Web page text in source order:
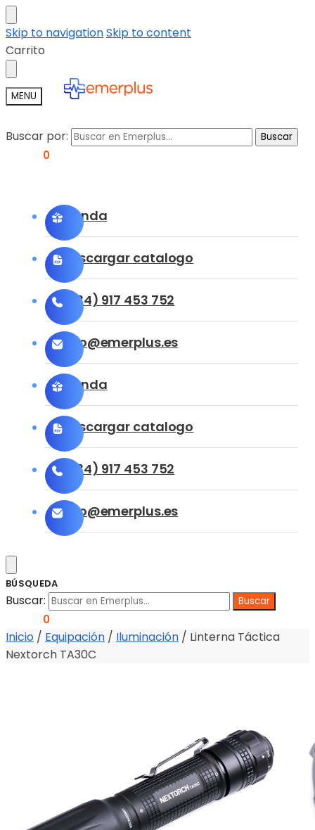
Skip to navigationSkip to content
Carrito
MENU
Buscar por: Buscar
0
Tienda
Descargar catalogo
(+34) 917 453 752
info@emerplus.es
Tienda
Descargar catalogo
(+34) 917 453 752
info@emerplus.es
BÚSQUEDA
Buscar:
0
Inicio / Equipación / Iluminación / Linterna Táctica
Nextorch TA30C